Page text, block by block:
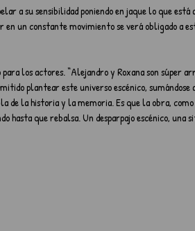
a su sensibilidad poniendo en jaque lo que
un constante movimiento se verá obligado a
los actores. “Alejandro y Roxana son súper
plantear este universo escénico, sumándose
de la historia y la memoria. Es que la obra,
hasta que rebalsa. Un desparpajo escénico,